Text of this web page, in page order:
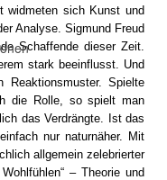
widmeten sich Kunst und
Analyse. Sigmund Freud
Schaffende dieser Zeit.
stark beeinflusst. Und
Spielte
die Rolle, so spielt man
das Verdrängte. Ist das
nur naturnäher. Mit
allgemein zelebrierter
– Theorie und